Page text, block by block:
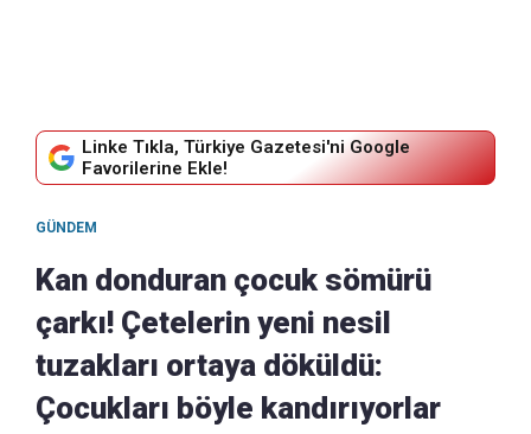
Linke Tıkla, Türkiye Gazetesi'ni Google
Favorilerine Ekle!
GÜNDEM
Kan donduran çocuk sömürü
çarkı! Çetelerin yeni nesil
tuzakları ortaya döküldü:
Çocukları böyle kandırıyorlar